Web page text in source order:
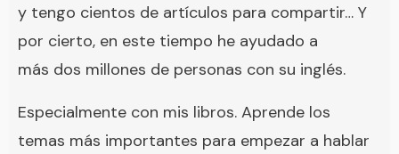
y tengo cientos de artículos para compartir… Y
por cierto, en este tiempo he ayudado a
más dos millones de personas con su inglés.
Especialmente con mis libros. Aprende los
temas más importantes para empezar a hablar